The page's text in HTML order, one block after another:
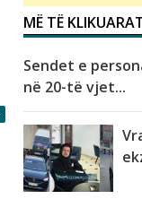
MË TË
Sendet e
në 20-të vjet...